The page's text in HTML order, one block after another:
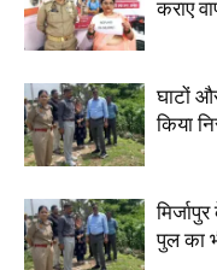
कराए
घाटों
किया
पुल का